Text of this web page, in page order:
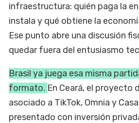
infraestructura: quién paga la
instala y qué obtiene la
Ese punto abre una discusión
quedar fuera del entusiasmo
Brasil ya juega esa misma
formato. En Ceará, el proyecto
asociado a TikTok, Omnia y
presentado con inversión